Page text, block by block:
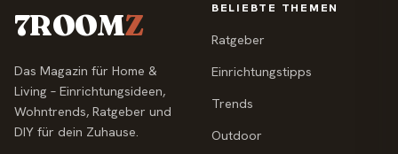
7ROOMZ
Das Magazin für Home &
Living – Einrichtungsideen,
Wohntrends, Ratgeber und
DIY für dein Zuhause.
BELIEBTE THEMEN
Ratgeber
Einrichtungstipps
Trends
Outdoor